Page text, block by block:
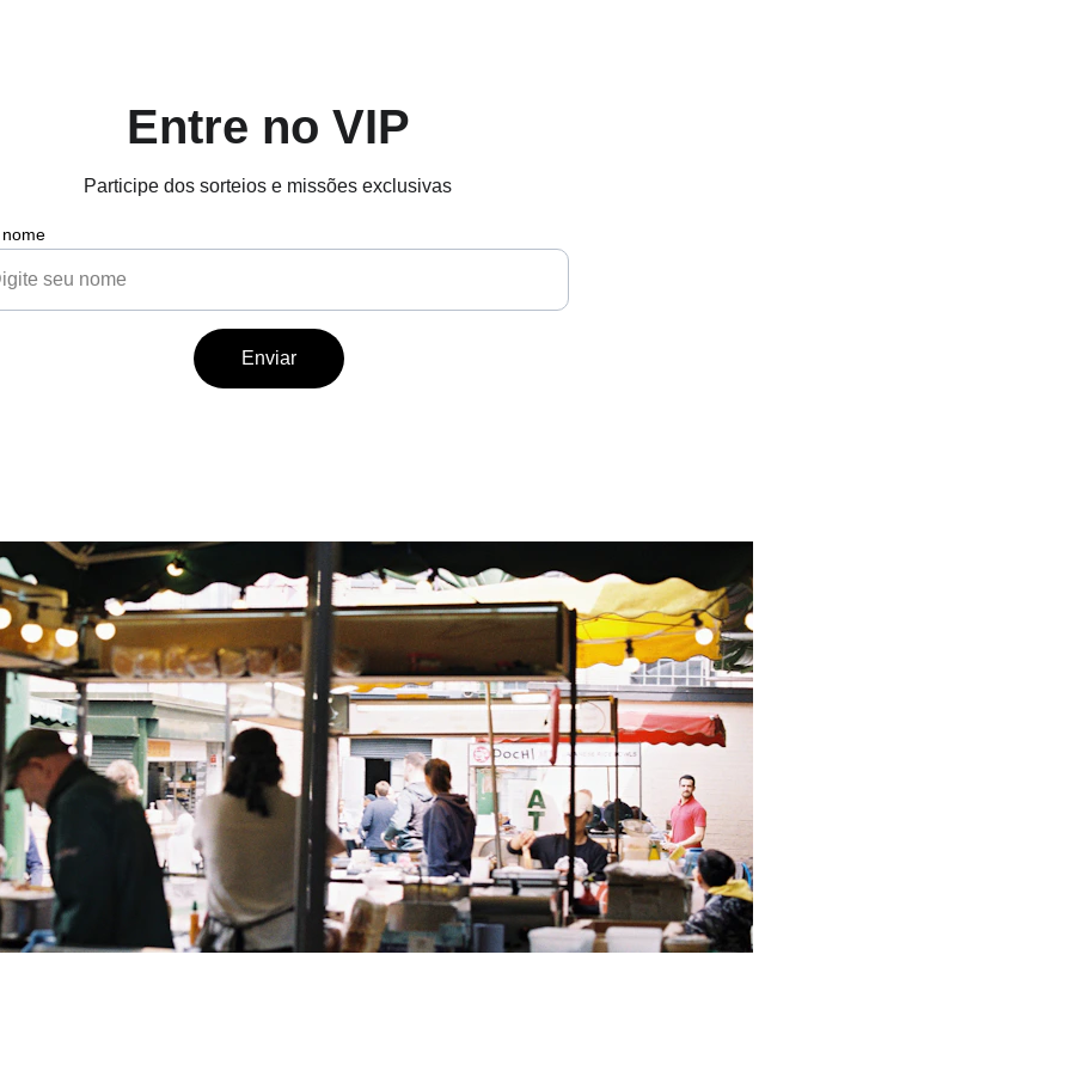
Entre no VIP
Enviar
Participe dos sorteios e missões exclusivas